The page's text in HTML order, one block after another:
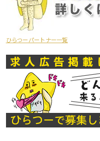
ひらつーパートナー一覧